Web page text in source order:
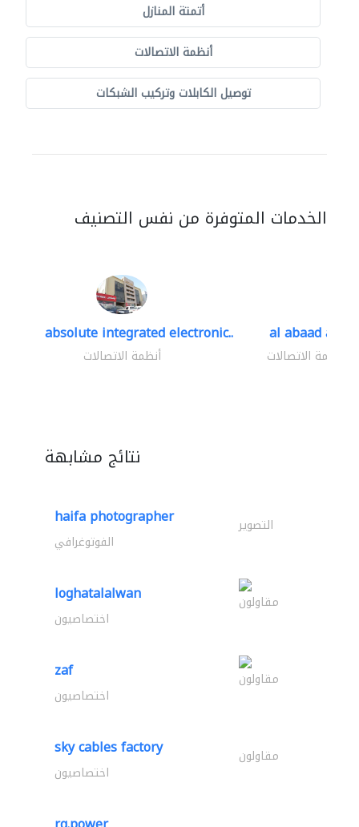
أتمتة المنازل
أنظمة الاتصالات
توصيل الكابلات وتركيب الشبكات
الخدمات المتوفرة من نفس التصنيف
absolute integrated electronic..
أنظمة الاتصالات
al abaad al..
أنظمة الاتصالات
نتائج مشابهة
haifa photographer التصوير
الفوتوغرافي
loghatalalwan مقاولون
اختصاصيون
zaf مقاولون
اختصاصيون
sky cables factory مقاولون
اختصاصيون